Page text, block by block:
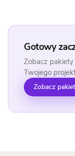
Gotowy
Zobacz
Twojego
Zobacz